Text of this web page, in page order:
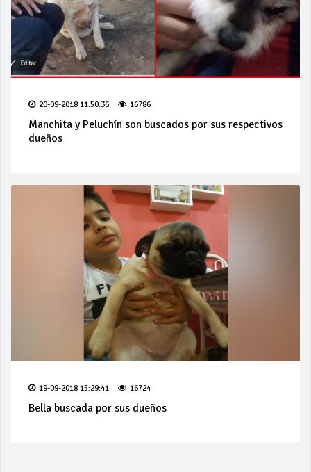
20-09-2018 11:50:36 16786
Manchita y Peluchín son buscados por sus respectivos
dueños
19-09-2018 15:29:41 16724
Bella buscada por sus dueños